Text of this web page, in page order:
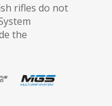
rifles do not
the